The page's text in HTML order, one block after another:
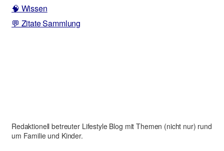
🧠 Wissen
💬 Zitate Sammlung
Redaktionell betreuter Lifestyle Blog mit Themen (nicht nur) rund
um Familie und Kinder.